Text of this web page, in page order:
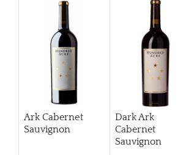
Ark Cabernet
Sauvignon
Dark Ark
Cabernet
Sauvignon